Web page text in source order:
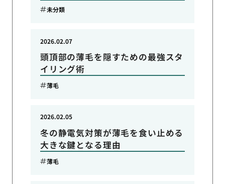
未分類
頭頂部の薄毛を隠すための最強スタ
イリング術
2026.02.07
薄毛
冬の静電気対策が薄毛を食い止める
大きな鍵となる理由
2026.02.05
薄毛